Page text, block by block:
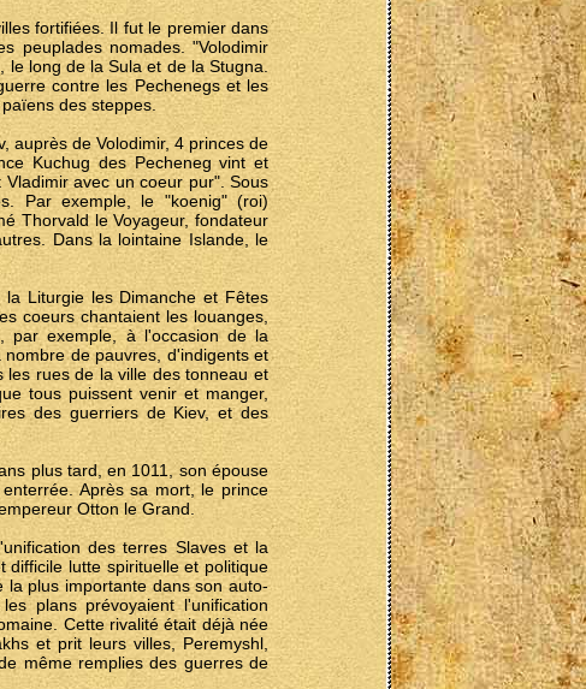
fortifiées. Il fut le premier dans
peuplades nomades. "Volodimir
long de la Sula et de la Stugna.
contre les Pechenegs et les
des steppes.
auprès de Volodimir, 4 princes de
Kuchug des Pecheneg vint et
avec un coeur pur". Sous
Par exemple, le "koenig" (roi)
Thorvald le Voyageur, fondateur
Dans la lointaine Islande, le
Liturgie les Dimanche et Fêtes
coeurs chantaient les louanges,
par exemple, à l'occasion de la
de pauvres, d'indigents et
les rues de la ville des tonneau et
tous puissent venir et manger,
des guerriers de Kiev, et des
plus tard, en 1011, son épouse
Après sa mort, le prince
Otton le Grand.
des terres Slaves et la
difficile lutte spirituelle et politique
la plus importante dans son auto-
plans prévoyaient l'unification
Cette rivalité était déjà née
et prit leurs villes, Peremyshl,
même remplies des guerres de